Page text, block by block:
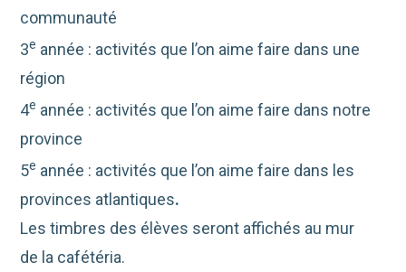
communauté
3e année : activités que l’on aime faire dans une
région
4e année : activités que l’on aime faire dans notre
province
5e année : activités que l’on aime faire dans les
provinces atlantiques.
Les timbres des élèves seront affichés au mur
de la cafétéria.